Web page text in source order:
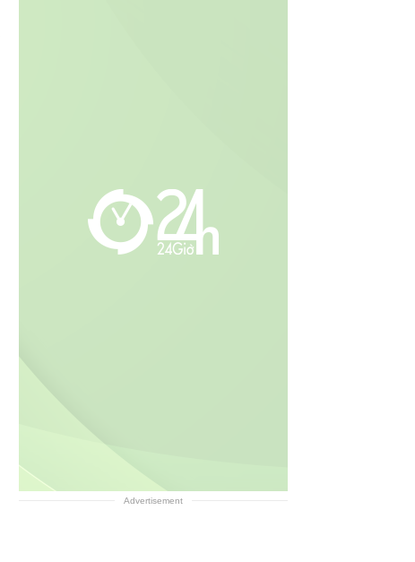
Advertisement